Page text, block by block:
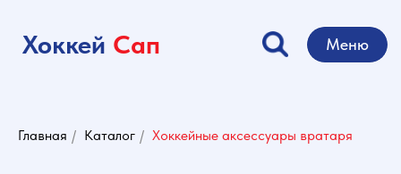
Хоккей Сап
Главная / Каталог / Хоккейные аксессуары вратаря